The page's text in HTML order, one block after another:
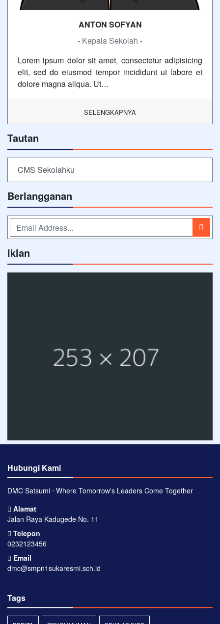
ANTON SOFYAN
- Kepala Sekolah -
Lorem ipsum dolor sit amet, consectetur adipisicing
elit, sed do eiusmod tempor incididunt ut labore et
dolore magna aliqua. Ut…
SELENGKAPNYA
Tautan
CMS Sekolahku
Berlangganan
Iklan
Hubungi Kami
DMC Satsumi ⋅ Where Tomorrow's Leaders Come Together
Alamat
Jalan Raya Kadugede No. 11
Telepon
0232123456
Email
dmc@smpn1sukaresmi.sch.id
Tags